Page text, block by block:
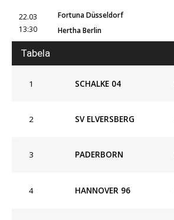
22.03
13:30
Fortuna Düsseldorf
Hertha Berlin
Tabela
1 SCHALKE 04
2 SV ELVERSBERG
3 PADERBORN
4 HANNOVER 96